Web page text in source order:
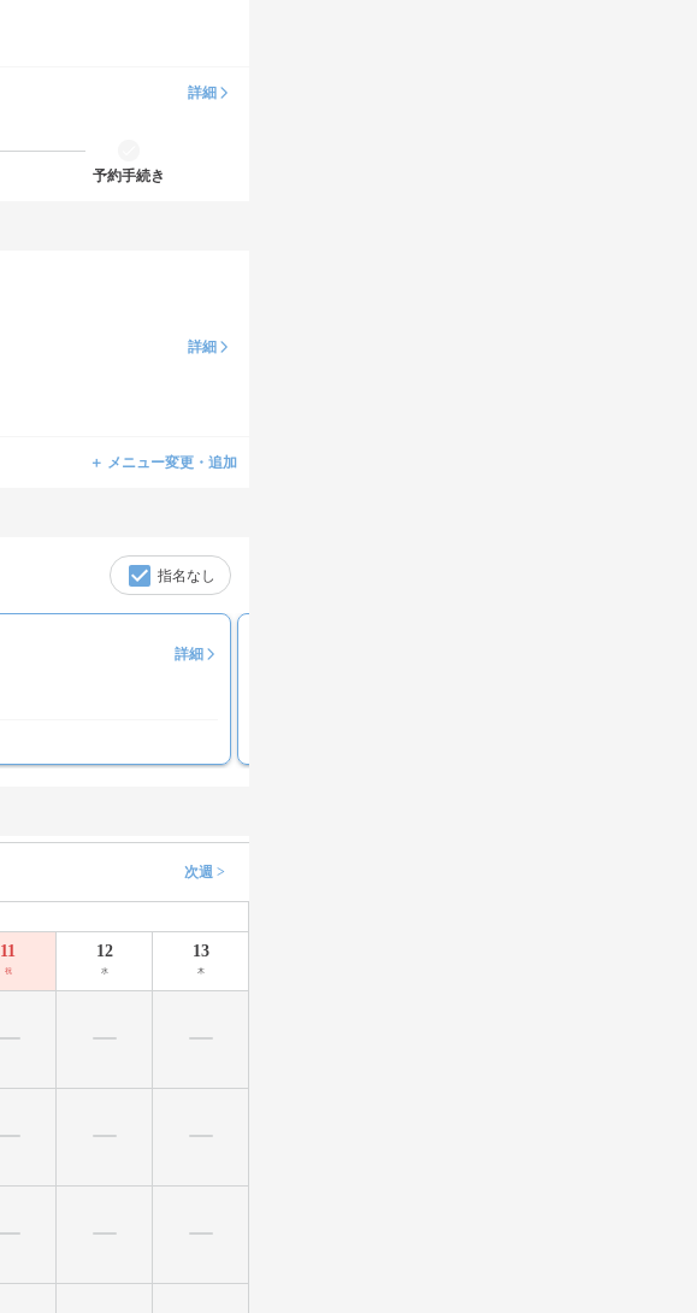
詳細
予約手続き
詳細
＋ メニュー変更・追加
指名なし
詳細
次週 >
11
祝
12
水
13
木